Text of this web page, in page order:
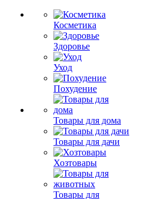
Косметика
Здоровье
Уход
Похудение
Товары для дома
Товары для дачи
Хозтовары
Товары для